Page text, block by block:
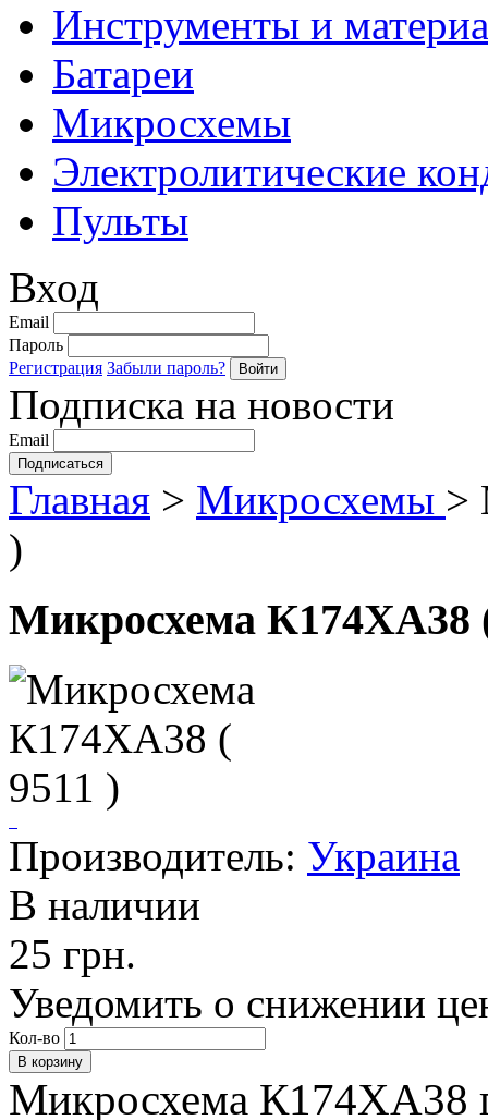
Инструменты и
Батареи
Микросхемы
Электролитические
Пульты
Вход
Email
Пароль
Регистрация Забыли пароль?
Подписка на новости
Email
Главная > Микросхемы >
)
Микросхема К174ХА38
Производитель: Украина
В наличии
25 грн.
Уведомить о снижении
Кол-во
Микросхема К174ХА38